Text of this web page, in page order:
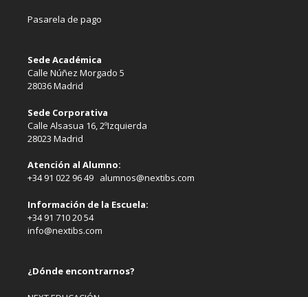
Pasarela de pago
Sede Académica
Calle Núñez Morgado 5
28036 Madrid
Sede Corporativa
Calle Alsasua 16, 2ºIzquierda
28023 Madrid
Atención al Alumno:
+34 91 022 96 49 alumnos@nextibs.com
Información de la Escuela:
+34 91 710 20 54
info@nextibs.com
¿Dónde encontrarnos?